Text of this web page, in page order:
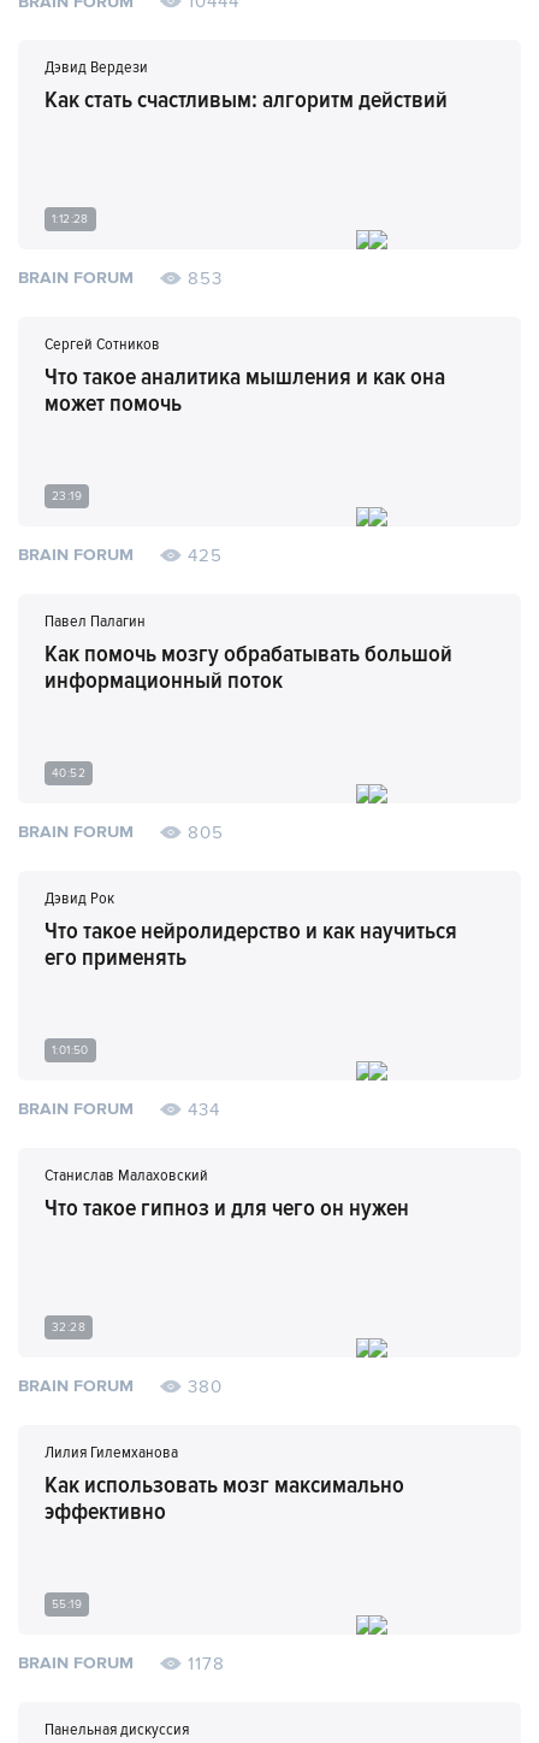
Дэвид Вердези
Как стать счастливым: алгоритм действий
1:12:28
BRAIN FORUM 853
Сергей Сотников
Что такое аналитика мышления и как она
может помочь
23:19
BRAIN FORUM 425
Павел Палагин
Как помочь мозгу обрабатывать большой
информационный поток
40:52
BRAIN FORUM 805
Дэвид Рок
Что такое нейролидерство и как научиться
его применять
1:01:50
BRAIN FORUM 434
Станислав Малаховский
Что такое гипноз и для чего он нужен
32:28
BRAIN FORUM 380
Лилия Гилемханова
Как использовать мозг максимально
эффективно
55:19
BRAIN FORUM 1178
Панельная дискуссия